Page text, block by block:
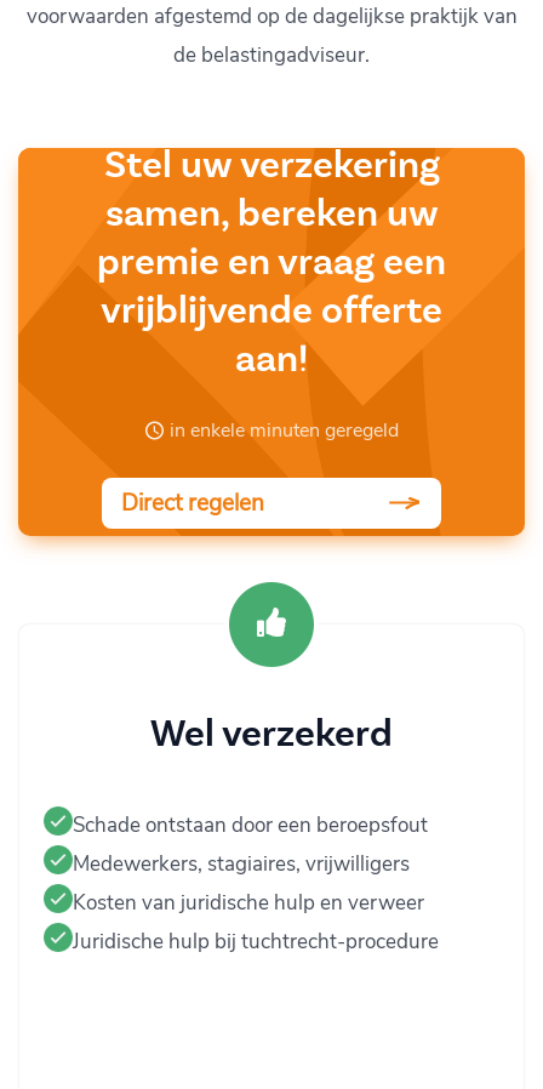
voorwaarden afgestemd op de dagelijkse praktijk van
de belastingadviseur.
Stel uw verzekering
samen, bereken uw
premie en vraag een
vrijblijvende offerte
aan!
in enkele minuten geregeld
Direct regelen
Wel verzekerd
Schade ontstaan door een beroepsfout
Medewerkers, stagiaires, vrijwilligers
Kosten van juridische hulp en verweer
Juridische hulp bij tuchtrecht-procedure